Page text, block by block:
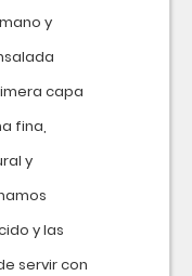
y
capa
fina,
y
y las
servir con